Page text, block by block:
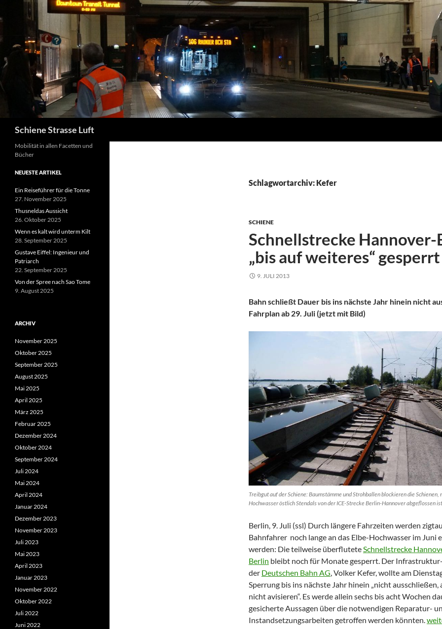
Inhalt
Schiene Strasse Luft
Schlagwortarchiv: Kefer
SCHIENE
Schnellstrecke
„bis auf weiteres“ gesperrt
9. JULI 2013
Bahn schließt Dauer bis ins nächste Jahr hinein nicht
Fahrplan ab 29. Juli (jetzt mit Bild)
Treibgut auf der Schiene: Baumstämme und Strohballen blockieren die Schienen,
Hochwasser östlich Stendals von der ICE-Strecke Berlin-Hannover abgeflossen
Berlin, 9. Juli (ssl) Durch längere Fahrzeiten werden
Bahnfahrer noch lange an das Elbe-Hochwasser im Juni
werden: Die teilweise überflutete Schnellstrecke
Berlin bleibt noch für Monate gesperrt. Der
der Deutschen Bahn AG , Volker Kefer, wollte am
Sperrung bis ins nächste Jahr hinein „nicht ausschließen,
nicht avisieren“. Es werde allein sechs bis acht Wochen
gesicherte Aussagen über die notwendigen Reparatur-
Instandsetzungsarbeiten getroffen werden könnten.
Mobilität in allen Facetten und
Bücher
NEUESTE ARTIKEL
Ein Reiseführer für die Tonne
27. November 2025
Thusneldas Aussicht
26. Oktober 2025
Wenn es kalt wird unterm Kilt
28. September 2025
Gustave Eiffel: Ingenieur und
Patriarch
22. September 2025
Von der Spree nach Sao Tome
9. August 2025
ARCHIV
November 2025
Oktober 2025
September 2025
August 2025
Mai 2025
April 2025
März 2025
Februar 2025
Dezember 2024
Oktober 2024
September 2024
Juli 2024
Mai 2024
April 2024
Januar 2024
Dezember 2023
November 2023
Juli 2023
Mai 2023
April 2023
Januar 2023
November 2022
Oktober 2022
Juli 2022
Juni 2022